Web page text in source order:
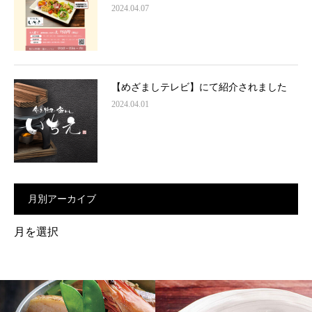
2024.04.07
【めざましテレビ】にて紹介されました
2024.04.01
月別アーカイブ
月
カ